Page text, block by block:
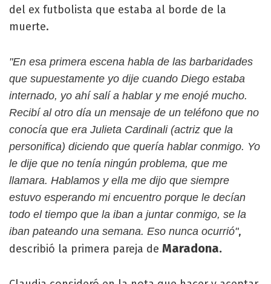
del ex futbolista que estaba al borde de la
muerte.
"En esa primera escena habla de las barbaridades
que supuestamente yo dije cuando Diego estaba
internado, yo ahí salí a hablar y me enojé mucho.
Recibí al otro día un mensaje de un teléfono que no
conocía que era Julieta Cardinali (actriz que la
personifica) diciendo que quería hablar conmigo. Yo
le dije que no tenía ningún problema, que me
llamara. Hablamos y ella me dijo que siempre
estuvo esperando mi encuentro porque le decían
todo el tiempo que la iban a juntar conmigo, se la
iban pateando una semana. Eso nunca ocurrió",
describió la primera pareja de Maradona.